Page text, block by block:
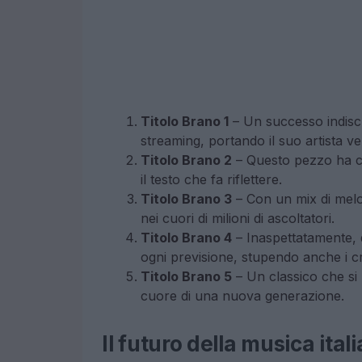
Titolo Brano 1 – Un successo
streaming, portando il suo artista
Titolo Brano 2 – Questo pezzo ha
il testo che fa riflettere.
Titolo Brano 3 – Con un mix di
nei cuori di milioni di ascoltatori.
Titolo Brano 4 –
ogni previsione, stupendo anche i
Titolo Brano 5 – Un classico che
cuore di una nuova generazione.
Il futuro della musica